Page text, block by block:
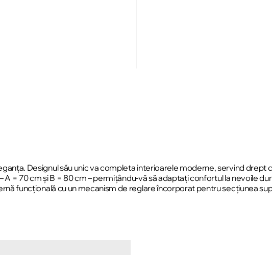
Designul său unic va completa interioarele moderne, servind
A = 70 cm și B = 80 cm – permițându-vă să adaptați confortul la nevoile
funcțională cu un mecanism de reglare încorporat pentru secțiunea